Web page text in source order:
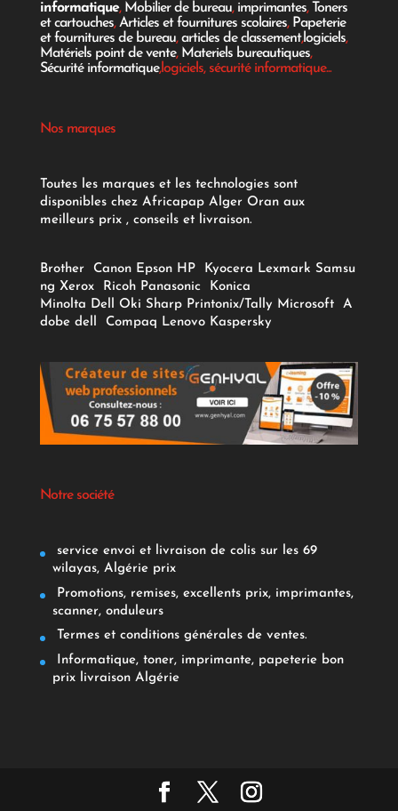
informatique, Mobilier de bureau, imprimantes, Toners
et cartouches,Articles et fournitures scolaires, Papeterie
et fournitures de bureau,articles de classement,logiciels,
Matériels point de vente, Materiels bureautiques,
Sécurité informatique,logiciels, sécurité informatique...
Nos marques
Toutes les marques et les technologies sont
disponibles chez Africapap Alger Oran aux
meilleurs prix , conseils et livraison.
Brother Canon Epson HP Kyocera Lexmark Samsu
ng Xerox Ricoh Panasonic
Konica
Minolta Dell Oki Sharp Printonix/Tally Microsoft
A
dobe dell Compaq Lenovo Kaspersky
Notre société
service envoi et livraison de colis sur les 69
wilayas, Algérie prix
Promotions, remises, excellents prix, imprimantes,
scanner, onduleurs
Termes et conditions générales de ventes.
Informatique, toner, imprimante, papeterie bon
prix livraison Algérie